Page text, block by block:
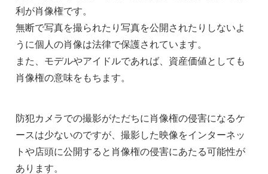
利が肖像権です。
無断で写真を撮られたり写真を公開されたりしないよ
うに個人の肖像は法律で保護されています。
また、モデルやアイドルであれば、資産価値としても
肖像権の意味をもちます。
防犯カメラでの撮影がただちに肖像権の侵害になるケ
ースは少ないのですが、撮影した映像をインターネッ
トや店頭に公開すると肖像権の侵害にあたる可能性が
あります。